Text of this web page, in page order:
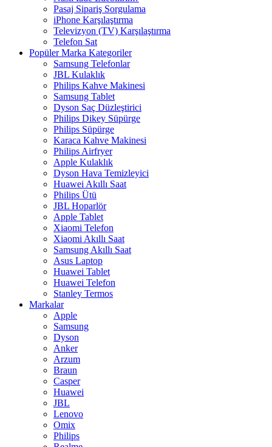
Pasaj Sipariş Sorgulama
iPhone Karşılaştırma
Televizyon (TV) Karşılaştırma
Telefon Sat
Popüler Marka Kategoriler
Samsung Telefonlar
JBL Kulaklık
Philips Kahve Makinesi
Samsung Tablet
Dyson Saç Düzleştirici
Philips Dikey Süpürge
Philips Süpürge
Karaca Kahve Makinesi
Philips Airfryer
Apple Kulaklık
Dyson Hava Temizleyici
Huawei Akıllı Saat
Philips Ütü
JBL Hoparlör
Apple Tablet
Xiaomi Telefon
Xiaomi Akıllı Saat
Samsung Akıllı Saat
Asus Laptop
Huawei Tablet
Huawei Telefon
Stanley Termos
Markalar
Apple
Samsung
Dyson
Anker
Arzum
Braun
Casper
Huawei
JBL
Lenovo
Omix
Philips